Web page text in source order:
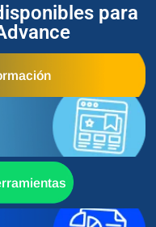
para